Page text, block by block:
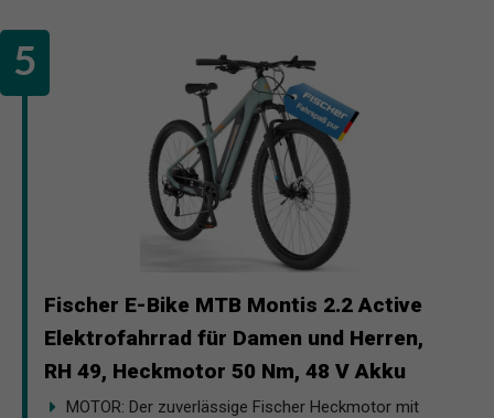
Fischer E-Bike MTB Montis 2.2 Active
Elektrofahrrad für Damen und Herren,
RH 49, Heckmotor 50 Nm, 48 V Akku
MOTOR: Der zuverlässige Fischer Heckmotor mit